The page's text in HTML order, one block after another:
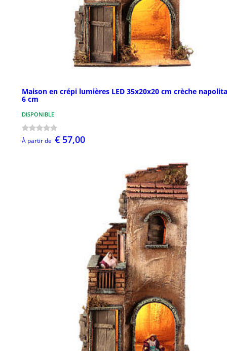
Maison en crépi lumières LED 35x20x20 cm crèche
6 cm
DISPONIBLE
À partir de € 57,00